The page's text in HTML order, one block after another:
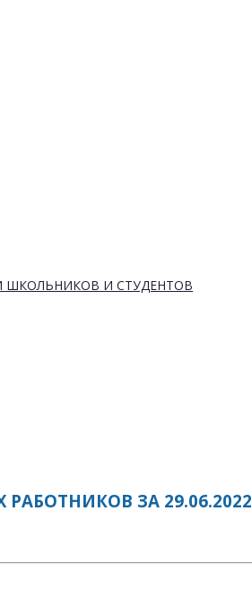
ШКОЛЬНИКОВ И СТУДЕНТОВ
ЗА 29.06.2022